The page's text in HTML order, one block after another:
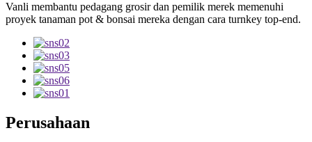
Vanli membantu pedagang grosir dan pemilik merek memenuhi
proyek tanaman pot & bonsai mereka dengan cara turnkey top-end.
Perusahaan